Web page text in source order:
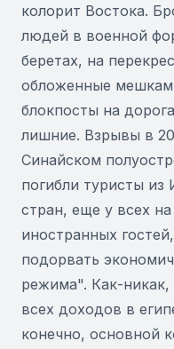
колорит Востока.
людей в военной
беретах, на
обложенные
блокпосты на
лишние. Взрывы в
Синайском
погибли туристы из
стран, еще у всех
иностранных
подорвать
режима". Как-никак,
всех доходов в
конечно, основной